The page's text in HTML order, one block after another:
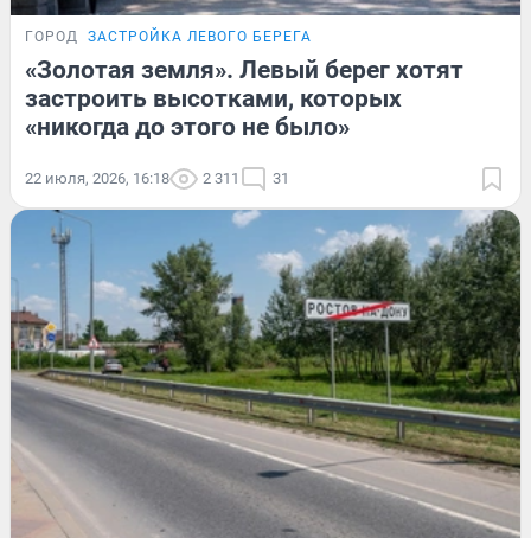
ГОРОД ЗАСТРОЙКА ЛЕВОГО БЕРЕГА
«Золотая земля». Левый берег хотят
застроить высотками, которых
«никогда до этого не было»
22 июля, 2026, 16:18 2 311 31